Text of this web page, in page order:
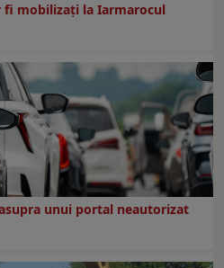
fi mobilizați la Iarmarocul
unui portal neautorizat